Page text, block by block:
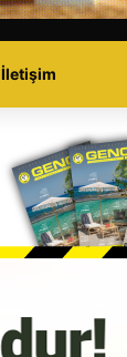
İletişim